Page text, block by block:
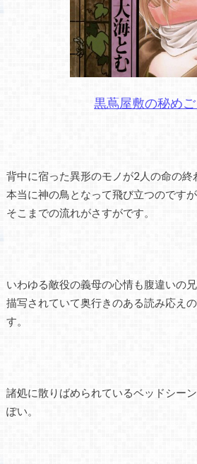
黒蔦屋敷の秘めご
背中に宿った異形のモノが2人の命の終
本当に神の鳥となって飛び立つのですが
そこまでの流れがさすがです。
いわゆる敵役の義母の心情も腹違いの
描写されていて奥行きのある読み応え
す。
諸処に散りばめられているベッドシー
ぽい。